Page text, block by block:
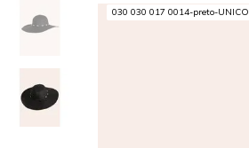
030 030 017 0014-preto-UNICO